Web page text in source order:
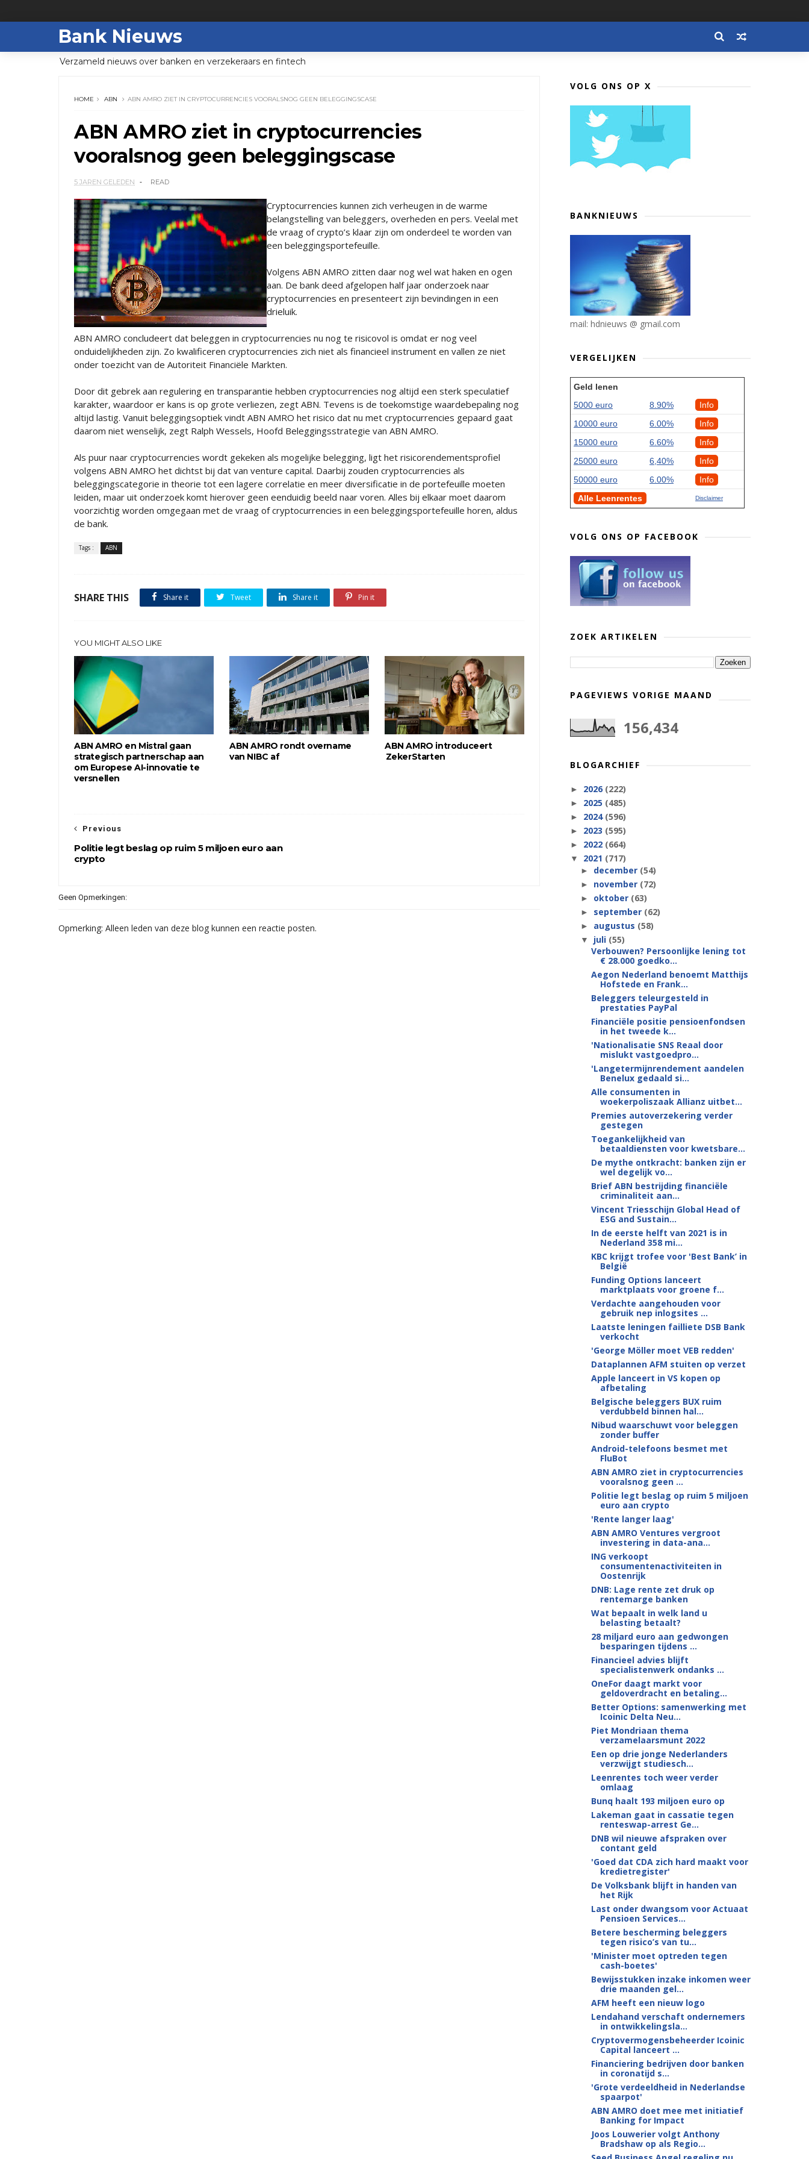
Bank Nieuws
Verzameld nieuws over banken en verzekeraars en fintech
HOME ABN ABN AMRO ZIET IN CRYPTOCURRENCIES VOORALSNOG GEEN BELEGGINGSCASE
ABN AMRO ziet in cryptocurrencies
vooralsnog geen beleggingscase
5 JAREN GELEDEN READ
Cryptocurrencies kunnen zich verheugen in de warme
belangstelling van beleggers, overheden en pers. Veelal met
de vraag of crypto’s klaar zijn om onderdeel te worden van
een beleggingsportefeuille.
Volgens ABN AMRO zitten daar nog wel wat haken en ogen
aan. De bank deed afgelopen half jaar onderzoek naar
cryptocurrencies en presenteert zijn bevindingen in een
drieluik.
ABN AMRO concludeert dat beleggen in cryptocurrencies nu nog te risicovol is omdat er nog veel
onduidelijkheden zijn. Zo kwalificeren cryptocurrencies zich niet als financieel instrument en vallen ze niet
onder toezicht van de Autoriteit Financiële Markten.
Door dit gebrek aan regulering en transparantie hebben cryptocurrencies nog altijd een sterk speculatief
karakter, waardoor er kans is op grote verliezen, zegt ABN. Tevens is de toekomstige waardebepaling nog
altijd lastig. Vanuit beleggingsoptiek vindt ABN AMRO het risico dat nu met cryptocurrencies gepaard gaat
daarom niet wenselijk, zegt Ralph Wessels, Hoofd Beleggingsstrategie van ABN AMRO.
Als puur naar cryptocurrencies wordt gekeken als mogelijke belegging, ligt het risicorendementsprofiel
volgens ABN AMRO het dichtst bij dat van venture capital. Daarbij zouden cryptocurrencies als
beleggingscategorie in theorie tot een lagere correlatie en meer diversificatie in de portefeuille moeten
leiden, maar uit onderzoek komt hierover geen eenduidig beeld naar voren. Alles bij elkaar moet daarom
voorzichtig worden omgegaan met de vraag of cryptocurrencies in een beleggingsportefeuille horen, aldus
de bank.
Tags : ABN
SHARE THIS Share it Tweet Share it Pin it
YOU MIGHT ALSO LIKE
ABN AMRO en Mistral gaan
strategisch partnerschap aan
om Europese AI-innovatie te
versnellen
ABN AMRO rondt overname
van NIBC af
ABN AMRO introduceert
ZekerStarten
Previous
Politie legt beslag op ruim 5 miljoen euro aan
crypto
Geen Opmerkingen:
Opmerking: Alleen leden van deze blog kunnen een reactie posten.
VOLG ONS OP X
BANKNIEUWS
mail: hdnieuws @ gmail.com
VERGELIJKEN
Geld lenen
5000 euro
8.90%
Info
10000 euro
6.00%
Info
15000 euro
6.60%
Info
25000 euro
6,40%
Info
50000 euro
6.00%
Info
Alle Leenrentes
Disclaimer
VOLG ONS OP FACEBOOK
ZOEK ARTIKELEN
PAGEVIEWS VORIGE MAAND
156,434
BLOGARCHIEF
► 2026 (222)
► 2025 (485)
► 2024 (596)
► 2023 (595)
► 2022 (664)
▼ 2021 (717)
► december (54)
► november (72)
► oktober (63)
► september (62)
► augustus (58)
▼ juli (55)
Verbouwen? Persoonlijke lening tot
€ 28.000 goedko...
Aegon Nederland benoemt Matthijs
Hofstede en Frank...
Beleggers teleurgesteld in
prestaties PayPal
Financiële positie pensioenfondsen
in het tweede k...
'Nationalisatie SNS Reaal door
mislukt vastgoedpro...
'Langetermijnrendement aandelen
Benelux gedaald si...
Alle consumenten in
woekerpoliszaak Allianz uitbet...
Premies autoverzekering verder
gestegen
Toegankelijkheid van
betaaldiensten voor kwetsbare...
De mythe ontkracht: banken zijn er
wel degelijk vo...
Brief ABN bestrijding financiële
criminaliteit aan...
Vincent Triesschijn Global Head of
ESG and Sustain...
In de eerste helft van 2021 is in
Nederland 358 mi...
KBC krijgt trofee voor 'Best Bank’ in
België
Funding Options lanceert
marktplaats voor groene f...
Verdachte aangehouden voor
gebruik nep inlogsites ...
Laatste leningen failliete DSB Bank
verkocht
'George Möller moet VEB redden'
Dataplannen AFM stuiten op verzet
Apple lanceert in VS kopen op
afbetaling
Belgische beleggers BUX ruim
verdubbeld binnen hal...
Nibud waarschuwt voor beleggen
zonder buffer
Android-telefoons besmet met
FluBot
ABN AMRO ziet in cryptocurrencies
vooralsnog geen ...
Politie legt beslag op ruim 5 miljoen
euro aan crypto
'Rente langer laag'
ABN AMRO Ventures vergroot
investering in data-ana...
ING verkoopt
consumentenactiviteiten in
Oostenrijk
DNB: Lage rente zet druk op
rentemarge banken
Wat bepaalt in welk land u
belasting betaalt?
28 miljard euro aan gedwongen
besparingen tijdens ...
Financieel advies blijft
specialistenwerk ondanks ...
OneFor daagt markt voor
geldoverdracht en betaling...
Better Options: samenwerking met
Icoinic Delta Neu...
Piet Mondriaan thema
verzamelaarsmunt 2022
Een op drie jonge Nederlanders
verzwijgt studiesch...
Leenrentes toch weer verder
omlaag
Bunq haalt 193 miljoen euro op
Lakeman gaat in cassatie tegen
renteswap-arrest Ge...
DNB wil nieuwe afspraken over
contant geld
'Goed dat CDA zich hard maakt voor
kredietregister'
De Volksbank blijft in handen van
het Rijk
Last onder dwangsom voor Actuaat
Pensioen Services...
Betere bescherming beleggers
tegen risico’s van tu...
'Minister moet optreden tegen
cash-boetes'
Bewijsstukken inzake inkomen weer
drie maanden gel...
AFM heeft een nieuw logo
Lendahand verschaft ondernemers
in ontwikkelingsla...
Cryptovermogensbeheerder Icoinic
Capital lanceert ...
Financiering bedrijven door banken
in coronatijd s...
'Grote verdeeldheid in Nederlandse
spaarpot'
ABN AMRO doet mee met initiatief
Banking for Impact
Joos Louwerier volgt Anthony
Bradshaw op als Regio...